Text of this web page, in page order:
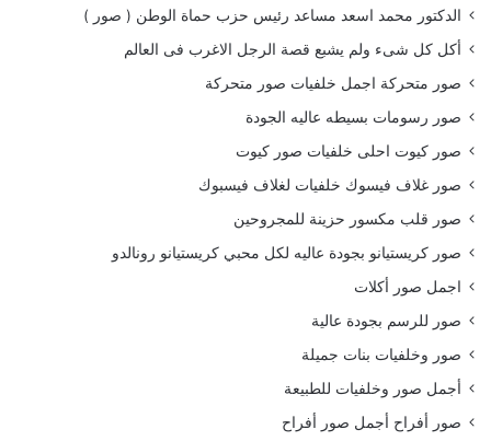
الدكتور محمد اسعد مساعد رئيس حزب حماة الوطن ( صور )
أكل كل شىء ولم يشبع قصة الرجل الاغرب فى العالم
صور متحركة اجمل خلفيات صور متحركة
صور رسومات بسيطه عاليه الجودة
صور كيوت احلى خلفيات صور كيوت
صور غلاف فيسوك خلفيات لغلاف فيسبوك
صور قلب مكسور حزينة للمجروحين
صور كريستيانو بجودة عاليه لكل محبي كريستيانو رونالدو
اجمل صور أكلات
صور للرسم بجودة عالية
صور وخلفيات بنات جميلة
أجمل صور وخلفيات للطبيعة
صور أفراح أجمل صور أفراح